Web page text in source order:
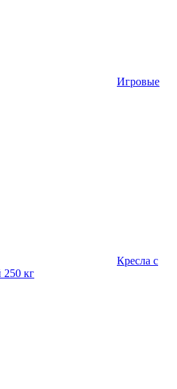
Игровые
Кресла с
250 кг